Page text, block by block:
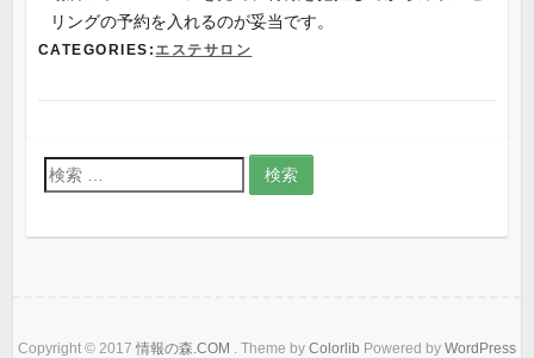
リングの予約を入れるのが妥当です。
CATEGORIES: エステサロン
検
索
Copyright © 2017 情報の森.COM . Theme by Colorlib Powered by WordPress